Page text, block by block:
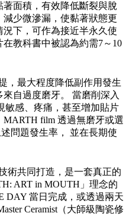
面積，有效降低斷裂與脫
少微滲漏，使黏著狀態更
下，可作為接近半永久使
教科書中被認為約需7～10
，最大程度降低副作用發生
自過度磨牙。 當磨削深入
敏感、疼痛，甚至增加貼片
film 透過無磨牙或選
問題發生率， 並在長期使
術共同打造，是一套真正的
ART in MOUTH」理念的
DAY 當日完成，或透過兩天
Ceramist（大師級陶瓷修